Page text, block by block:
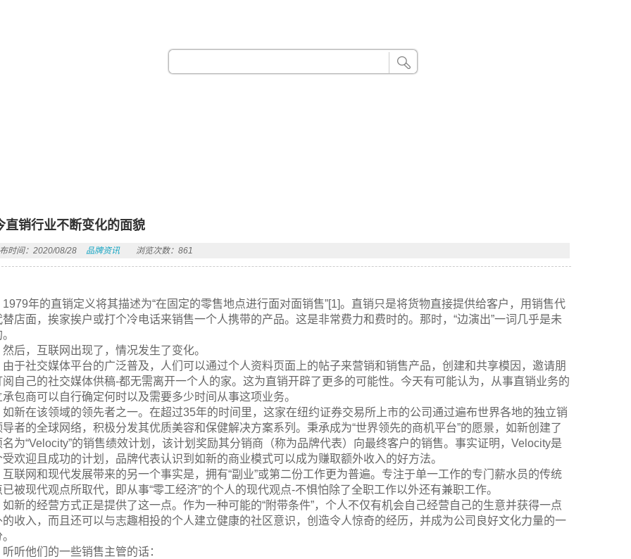
直销行业不断变化的面貌
时间：2020/08/28 品牌资讯 浏览次数：861
1979年的直销定义将其描述为“在固定的零售地点进行面对面销售”[1]。直销只是将货物直接提供给客户，用销售代
替店面，挨家挨户或打个冷电话来销售一个人携带的产品。这是非常费力和费时的。那时，“边演出”一词几乎是未
然后，互联网出现了，情况发生了变化。
由于社交媒体平台的广泛普及，人们可以通过个人资料页面上的帖子来营销和销售产品，创建和共享模因，邀请朋
阅自己的社交媒体供稿-都无需离开一个人的家。这为直销开辟了更多的可能性。今天有可能认为，从事直销业务的
承包商可以自行确定何时以及需要多少时间从事这项业务。
如新在该领域的领先者之一。在超过35年的时间里，这家在纽约证券交易所上市的公司通过遍布世界各地的独立销
导者的全球网络，积极分发其优质美容和保健解决方案系列。秉承成为“世界领先的商机平台”的愿景，如新创建了
名为“Velocity”的销售绩效计划，该计划奖励其分销商（称为品牌代表）向最终客户的销售。事实证明，Velocity是
受欢迎且成功的计划，品牌代表认识到如新的商业模式可以成为赚取额外收入的好方法。
互联网和现代发展带来的另一个事实是，拥有“副业”或第二份工作更为普遍。专注于单一工作的专门薪水员的传统
已被现代观点所取代，即从事“零工经济”的个人的现代观点-不惧怕除了全职工作以外还有兼职工作。
如新的经营方式正是提供了这一点。作为一种可能的“附带条件”，个人不仅有机会自己经营自己的生意并获得一点
的收入，而且还可以与志趣相投的个人建立健康的社区意识，创造令人惊奇的经历，并成为公司良好文化力量的一
听听他们的一些销售主管的话：